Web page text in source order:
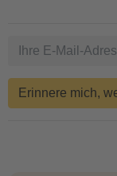
Erinnere mich,